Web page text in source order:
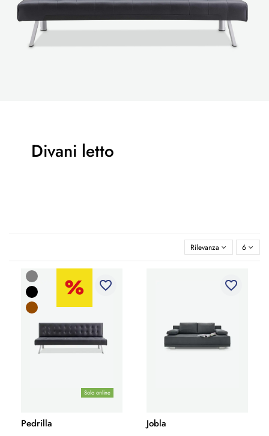
Divani letto
Rilevanza 6
Solo online
favorite_border
Pedrilla
favorite_border
Jobla